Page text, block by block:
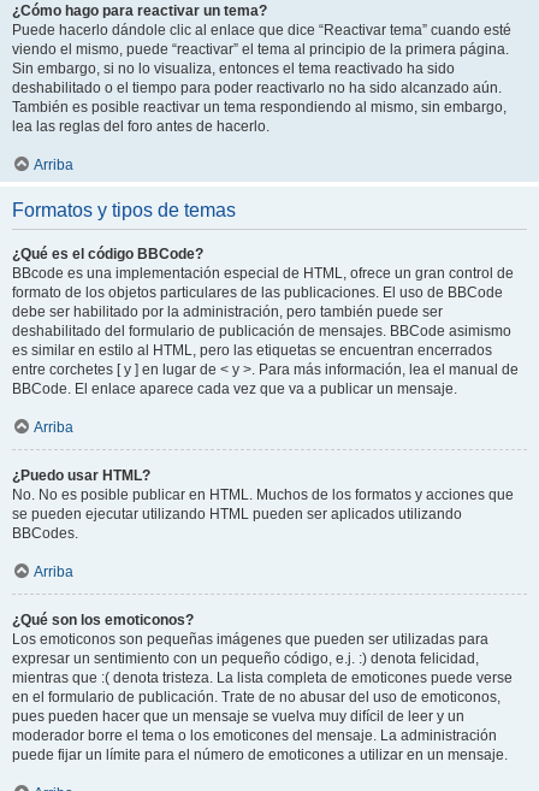
¿Cómo hago para reactivar un tema?
Puede hacerlo dándole clic al enlace que dice “Reactivar tema” cuando esté
viendo el mismo, puede “reactivar” el tema al principio de la primera página.
Sin embargo, si no lo visualiza, entonces el tema reactivado ha sido
deshabilitado o el tiempo para poder reactivarlo no ha sido alcanzado aún.
También es posible reactivar un tema respondiendo al mismo, sin embargo,
lea las reglas del foro antes de hacerlo.
Arriba
Formatos y tipos de temas
¿Qué es el código BBCode?
BBcode es una implementación especial de HTML, ofrece un gran control de
formato de los objetos particulares de las publicaciones. El uso de BBCode
debe ser habilitado por la administración, pero también puede ser
deshabilitado del formulario de publicación de mensajes. BBCode asimismo
es similar en estilo al HTML, pero las etiquetas se encuentran encerrados
entre corchetes [ y ] en lugar de < y >. Para más información, lea el manual de
BBCode. El enlace aparece cada vez que va a publicar un mensaje.
Arriba
¿Puedo usar HTML?
No. No es posible publicar en HTML. Muchos de los formatos y acciones que
se pueden ejecutar utilizando HTML pueden ser aplicados utilizando
BBCodes.
Arriba
¿Qué son los emoticonos?
Los emoticonos son pequeñas imágenes que pueden ser utilizadas para
expresar un sentimiento con un pequeño código, e.j. :) denota felicidad,
mientras que :( denota tristeza. La lista completa de emoticones puede verse
en el formulario de publicación. Trate de no abusar del uso de emoticonos,
pues pueden hacer que un mensaje se vuelva muy difícil de leer y un
moderador borre el tema o los emoticones del mensaje. La administración
puede fijar un límite para el número de emoticones a utilizar en un mensaje.